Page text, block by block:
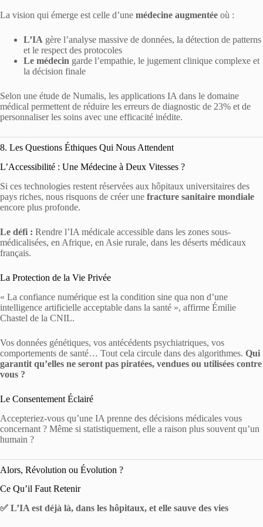
La vision qui émerge est celle d’une médecine augmentée où :
L’IA gère l’analyse massive de données, la détection de patterns
et le respect des protocoles
Le médecin garde l’empathie, le jugement clinique complexe et
la décision finale
Selon une étude de Numalis, les applications IA dans le domaine
médical permettent de réduire les erreurs de diagnostic de 23% et de
personnaliser les soins avec une efficacité inédite.
8. Les Questions Éthiques Qui Nous Attendent
L’Accessibilité : Une Médecine à Deux Vitesses ?
Si ces technologies restent réservées aux hôpitaux universitaires des
pays riches, nous risquons de créer une fracture sanitaire mondiale
encore plus profonde.
Le défi : Rendre l’IA médicale accessible dans les zones sous-
médicalisées, en Afrique, en Asie rurale, dans les déserts médicaux
français.
La Protection de la Vie Privée
« La confiance numérique est la condition sine qua non d’une
intelligence artificielle acceptable dans la santé », affirme Émilie
Chastel de la CNIL.
Vos données génétiques, vos antécédents psychiatriques, vos
comportements de santé… Tout cela circule dans des algorithmes. Qui
garantit qu’elles ne seront pas piratées, vendues ou utilisées contre
vous ?
Le Consentement Éclairé
Accepteriez-vous qu’une IA prenne des décisions médicales vous
concernant ? Même si statistiquement, elle a raison plus souvent qu’un
humain ?
Alors, Révolution ou Évolution ?
Ce Qu’il Faut Retenir
✅ L’IA est déjà là, dans les hôpitaux, et elle sauve des vies